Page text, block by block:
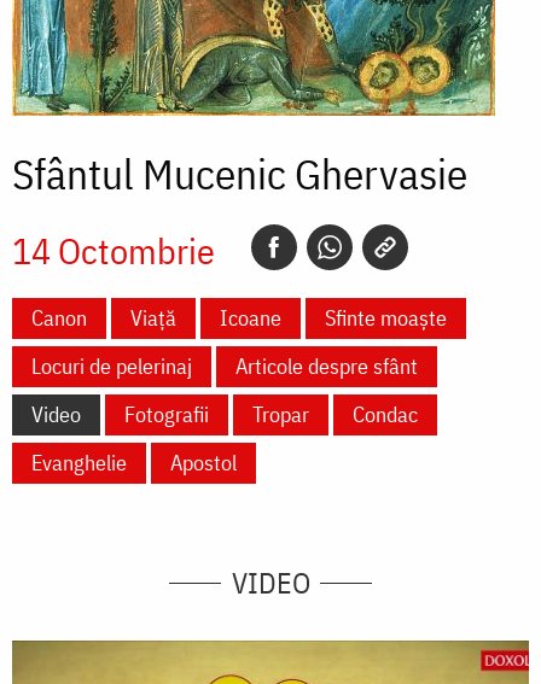
Sfântul Mucenic Ghervasie
14 Octombrie
Canon Viață Icoane
Sfinte moaște
Locuri de pelerinaj
Articole despre sfânt
Video
Fotografii Tropar
Condac
Evanghelie
Apostol
VIDEO